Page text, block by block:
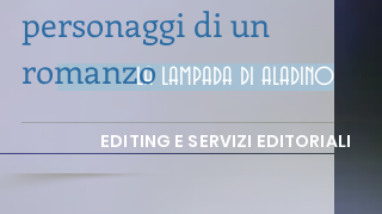
EDITING E SERVIZI EDITORIALI
LA LAMPADA DI ALADINO
personaggi di un
romanzo